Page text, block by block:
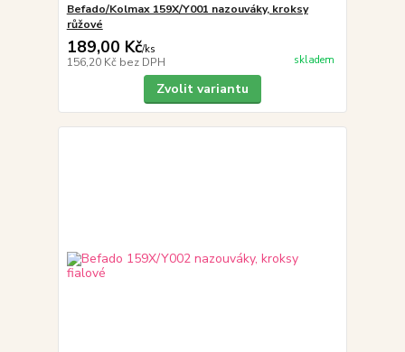
Befado/Kolmax 159X/Y001 nazouváky, kroksy
růžové
189,00 Kč/ks
156,20 Kč bez DPH skladem
Zvolit variantu